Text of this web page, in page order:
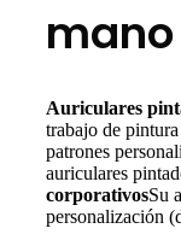
mano
Auriculares
trabajo de
patrones
auriculares
corporativosSu
personalización